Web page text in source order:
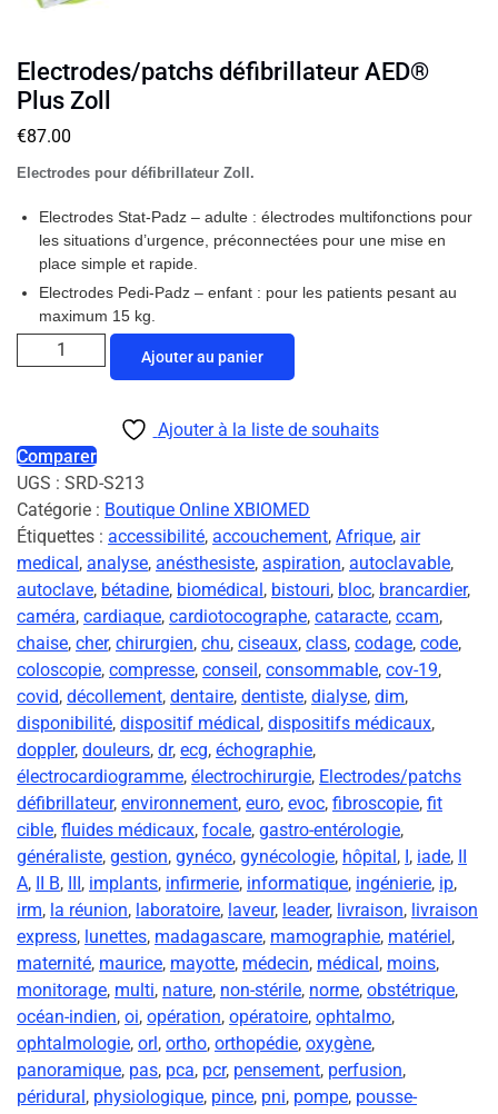
Electrodes/patchs défibrillateur AED®
Plus Zoll
€87.00
Electrodes pour défibrillateur Zoll.
Electrodes Stat-Padz – adulte : électrodes multifonctions pour
les situations d’urgence, préconnectées pour une mise en
place simple et rapide.
Electrodes Pedi-Padz – enfant : pour les patients pesant au
maximum 15 kg.
Ajouter au panier
Ajouter à la liste de souhaits
Comparer
UGS : SRD-S213
Catégorie : Boutique Online XBIOMED
Étiquettes : accessibilité, accouchement, Afrique, air
medical , analyse, anésthesiste, aspiration, autoclavable,
autoclave, bétadine, biomédical , bistouri, bloc, brancardier,
caméra, cardiaque, cardiotocographe, cataracte, ccam,
chaise, cher, chirurgien, chu, ciseaux, class, codage, code,
coloscopie, compresse, conseil , consommable, cov-19,
covid, décollement, dentaire, dentiste, dialyse, dim,
disponibilité, dispositif médical , dispositifs médicaux,
doppler, douleurs, dr, ecg, échographie,
électrocardiogramme, électrochirurgie, Electrodes/patchs
défibrillateur, environnement, euro, evoc, fibroscopie, fit
cible, fluides médicaux, focale, gastro-entérologie,
généraliste, gestion, gynéco, gynécologie, hôpital , , iade,
A, II B, , implants, infirmerie, informatique, ingénierie, ip,
irm, la réunion, laboratoire, laveur, leader, livraison, livraison
express, lunettes, madagascare, mamographie, matériel ,
maternité, maurice, mayotte, médecin, médical , moins,
monitorage, multi, nature, non-stérile, norme, obstétrique,
océan-indien, oi, opération, opératoire, ophtalmo,
ophtalmologie, orl , ortho, orthopédie, oxygène,
panoramique, pas, pca, pcr, pensement, perfusion,
péridural , physiologique, pince, pni, pompe, pousse-